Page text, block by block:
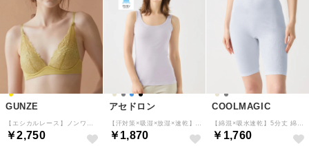
GUNZE
￥2,750
アセドロン
￥1,870
COOLMAGIC
￥1,760